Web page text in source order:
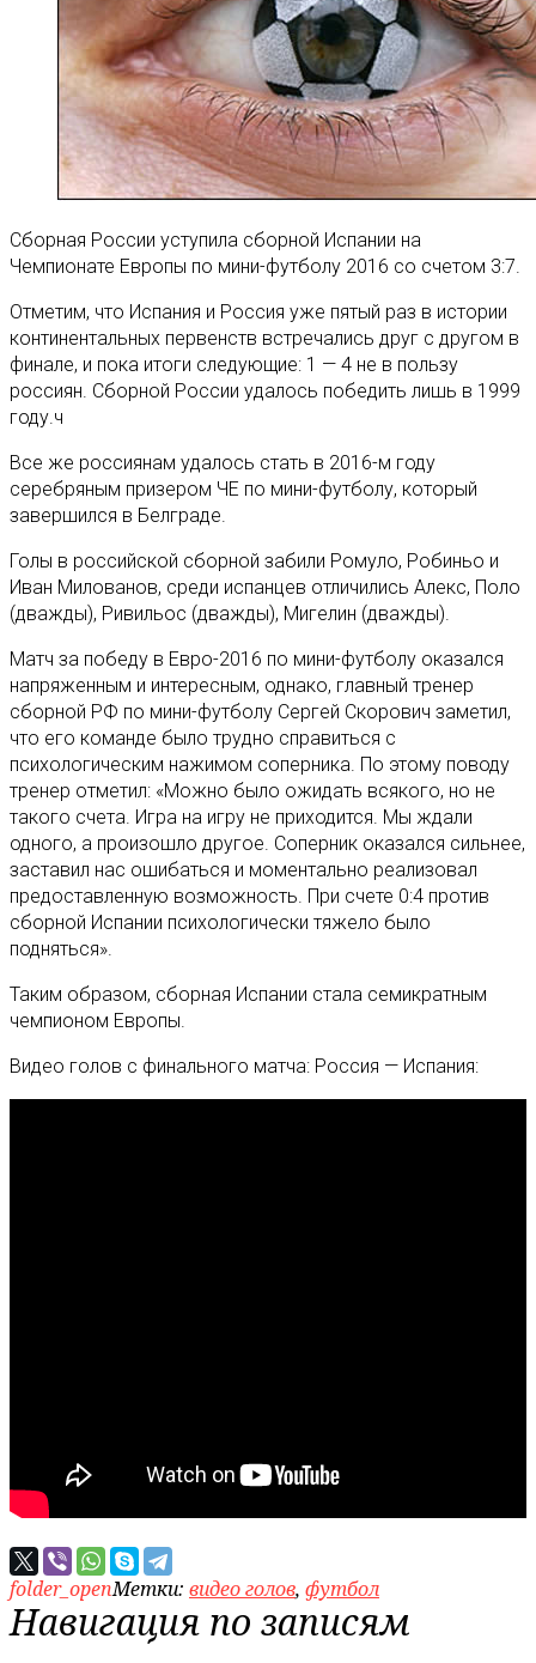
Сборная России уступила сборной Испании на
Чемпионате Европы по мини-футболу 2016 со счетом 3:7.
Отметим, что Испания и Россия уже пятый раз в истории
континентальных первенств встречались друг с другом в
финале, и пока итоги следующие: 1 — 4 не в пользу
россиян. Сборной России удалось победить лишь в 1999
году.ч
Все же россиянам удалось стать в 2016-м году
серебряным призером ЧЕ по мини-футболу, который
завершился в Белграде.
Голы в российской сборной забили Ромуло, Робиньо и
Иван Милованов, среди испанцев отличились Алекс, Поло
(дважды), Ривильос (дважды), Мигелин (дважды).
Матч за победу в Евро-2016 по мини-футболу оказался
напряженным и интересным, однако, главный тренер
сборной РФ по мини-футболу Сергей Скорович заметил,
что его команде было трудно справиться с
психологическим нажимом соперника. По этому поводу
тренер отметил: «Можно было ожидать всякого, но не
такого счета. Игра на игру не приходится. Мы ждали
одного, а произошло другое. Соперник оказался сильнее,
заставил нас ошибаться и моментально реализовал
предоставленную возможность. При счете 0:4 против
сборной Испании психологически тяжело было
подняться».
Таким образом, сборная Испании стала семикратным
чемпионом Европы.
Видео голов с финального матча: Россия — Испания:
folder_openМетки: видео голов, футбол
Навигация по записям